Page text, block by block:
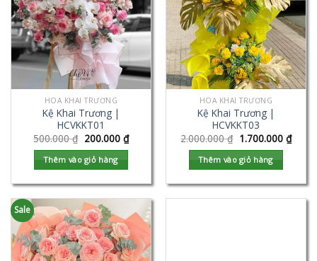
HOA KHAI TRƯƠNG
Kệ Khai Trương |
HCVKKT01
500.000₫ 200.000 ₫
Thêm vào giỏ hàng
HOA KHAI TRƯƠNG
Kệ Khai Trương |
HCVKKT03
2.000.000₫ 1.700.000 ₫
Thêm vào giỏ hàng
Sale